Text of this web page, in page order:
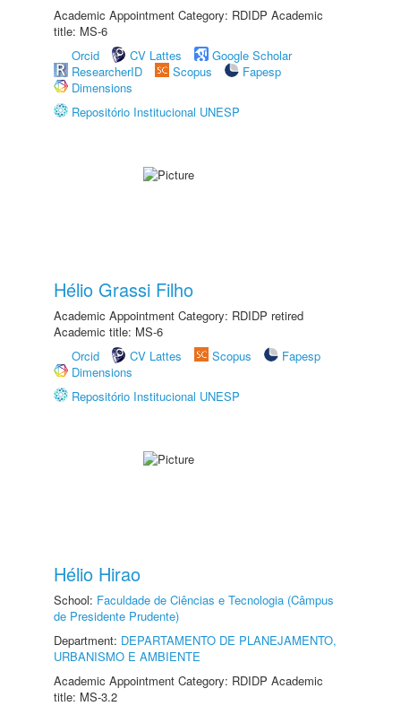
Academic Appointment Category: RDIDP Academic
title: MS-6
Orcid
CV Lattes
Google Scholar
ResearcherID
Scopus
Fapesp
Dimensions
Repositório Institucional UNESP
Hélio Grassi Filho
Academic Appointment Category: RDIDP retired
Academic title: MS-6
Orcid
CV Lattes Scopus
Fapesp
Dimensions
Repositório Institucional UNESP
Hélio Hirao
School: Faculdade de Ciências e Tecnologia (Câmpus
de Presidente Prudente)
Department: DEPARTAMENTO DE PLANEJAMENTO,
URBANISMO E AMBIENTE
Academic Appointment Category: RDIDP Academic
title: MS-3.2